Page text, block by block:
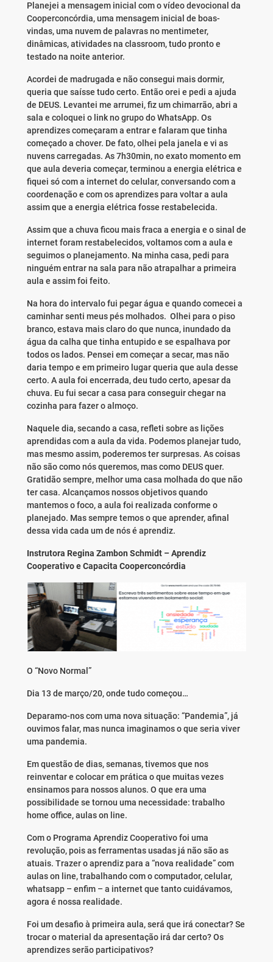
Planejei a mensagem inicial com o vídeo devocional da
Cooperconcórdia, uma mensagem inicial de boas-
vindas, uma nuvem de palavras no mentimeter,
dinâmicas, atividades na classroom, tudo pronto e
testado na noite anterior.
Acordei de madrugada e não consegui mais dormir,
queria que saísse tudo certo. Então orei e pedi a ajuda
de DEUS. Levantei me arrumei, fiz um chimarrão, abri a
sala e coloquei o link no grupo do WhatsApp. Os
aprendizes começaram a entrar e falaram que tinha
começado a chover. De fato, olhei pela janela e vi as
nuvens carregadas. As 7h30min, no exato momento em
que aula deveria começar, terminou a energia elétrica e
fiquei só com a internet do celular, conversando com a
coordenação e com os aprendizes para voltar a aula
assim que a energia elétrica fosse restabelecida.
Assim que a chuva ficou mais fraca a energia e o sinal de
internet foram restabelecidos, voltamos com a aula e
seguimos o planejamento. Na minha casa, pedi para
ninguém entrar na sala para não atrapalhar a primeira
aula e assim foi feito.
Na hora do intervalo fui pegar água e quando comecei a
caminhar senti meus pés molhados. Olhei para o piso
branco, estava mais claro do que nunca, inundado da
água da calha que tinha entupido e se espalhava por
todos os lados. Pensei em começar a secar, mas não
daria tempo e em primeiro lugar queria que aula desse
certo. A aula foi encerrada, deu tudo certo, apesar da
chuva. Eu fui secar a casa para conseguir chegar na
cozinha para fazer o almoço.
Naquele dia, secando a casa, refleti sobre as lições
aprendidas com a aula da vida. Podemos planejar tudo,
mas mesmo assim, poderemos ter surpresas. As coisas
não são como nós queremos, mas como DEUS quer.
Gratidão sempre, melhor uma casa molhada do que não
ter casa. Alcançamos nossos objetivos quando
mantemos o foco, a aula foi realizada conforme o
planejado. Mas sempre temos o que aprender, afinal
dessa vida cada um de nós é aprendiz.
Instrutora Regina Zambon Schmidt – Aprendiz
Cooperativo e Capacita Cooperconcórdia
O “Novo Normal”
Dia 13 de março/20, onde tudo começou…
Deparamo-nos com uma nova situação: “Pandemia”, já
ouvimos falar, mas nunca imaginamos o que seria viver
uma pandemia.
Em questão de dias, semanas, tivemos que nos
reinventar e colocar em prática o que muitas vezes
ensinamos para nossos alunos. O que era uma
possibilidade se tornou uma necessidade: trabalho
home office, aulas on line.
Com o Programa Aprendiz Cooperativo foi uma
revolução, pois as ferramentas usadas já não são as
atuais. Trazer o aprendiz para a “nova realidade” com
aulas on line, trabalhando com o computador, celular,
whatsapp – enfim – a internet que tanto cuidávamos,
agora é nossa realidade.
Foi um desafio à primeira aula, será que irá conectar? Se
trocar o material da apresentação irá dar certo? Os
aprendizes serão participativos?